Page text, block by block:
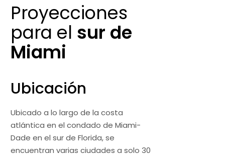
Proyecciones
para el sur de
Miami
Ubicación
Ubicado a lo largo de la costa
atlántica en el condado de Miami-
Dade en el sur de Florida, se
encuentran varias ciudades a solo 30